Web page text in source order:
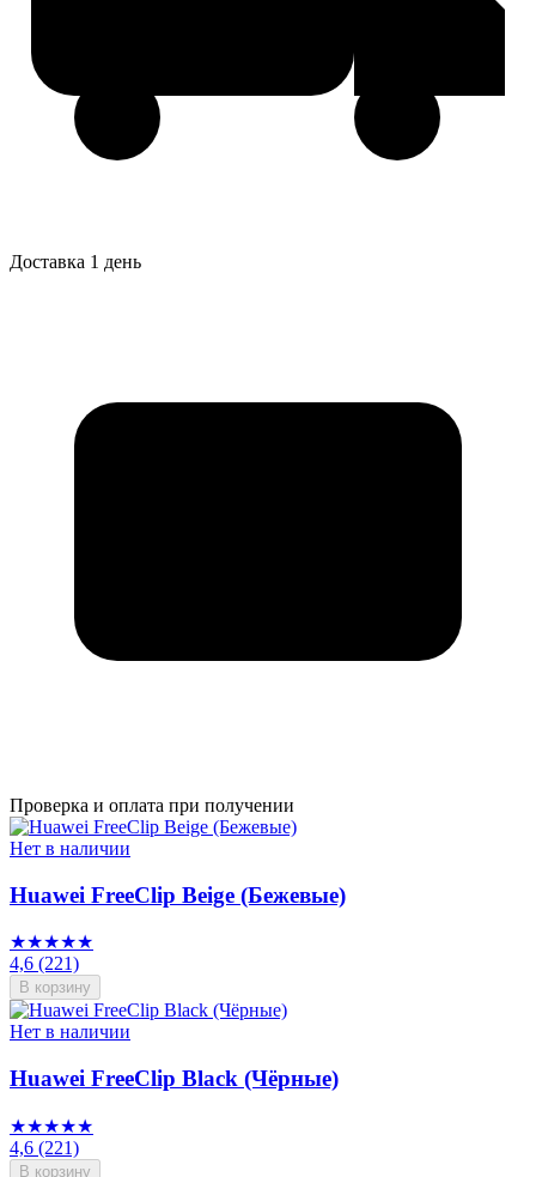
Доставка 1 день
Проверка и оплата при получении
Нет в наличии
Huawei FreeClip Beige (Бежевые)
★★★★★
4,6 (221)
В корзину
Нет в наличии
Huawei FreeClip Black (Чёрные)
★★★★★
4,6 (221)
В корзину